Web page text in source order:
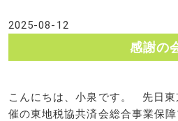
2025-08-12
感謝の
こんにちは、小泉です。 先日東
催の東地税協共済会総合事業保